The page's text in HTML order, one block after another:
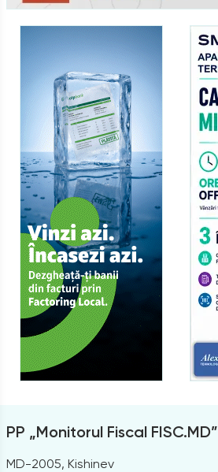
PP „Monitorul Fiscal FISC.MD”
MD-2005, Kishinev